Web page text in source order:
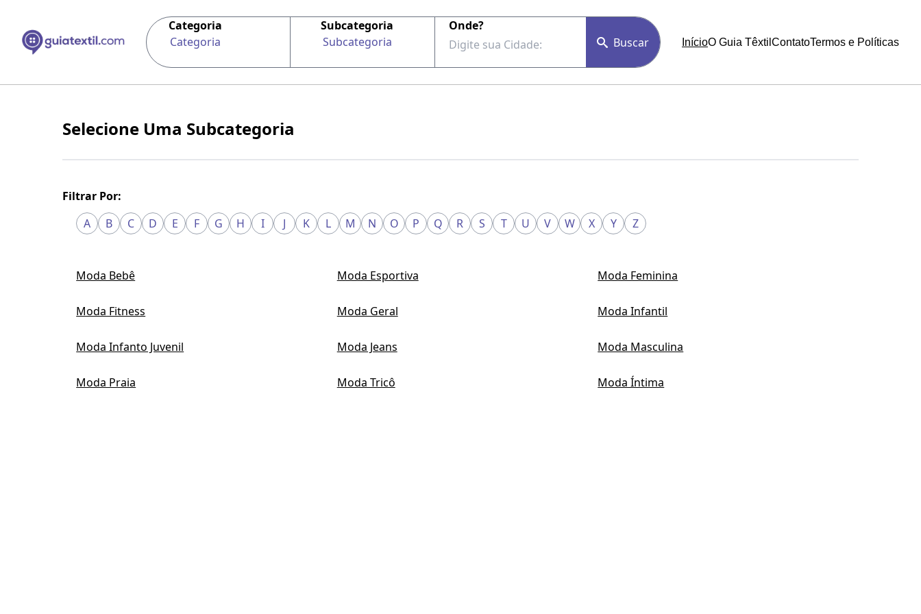
Categoria
Categoria
Subcategoria
Subcategoria
Onde?
Buscar
InícioO Guia Têxtil ContatoTermos e Políticas
Selecione Uma Subcategoria
Filtrar Por:
A
B C D E F G H I J K L M N O P Q R S T U V W X Y Z
Moda Bebê Moda Esportiva Moda Feminina
Moda Fitness Moda Geral Moda Infantil
Moda Infanto Juvenil Moda Jeans Moda Masculina
Moda Praia Moda Tricô Moda Íntima